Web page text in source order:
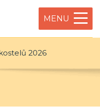
MENU
2026